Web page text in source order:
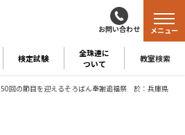
お問い合わせ
検定試験
全珠連に
ついて
教室検索
メニュー
50回の節目を迎えるそろばん奉謝追福祭 於：兵庫県